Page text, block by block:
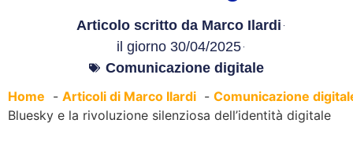
Articolo scritto da Marco Ilardi
il giorno 30/04/2025
Comunicazione digitale
Home
Articoli di Marco Ilardi
Comunicazione
Bluesky e la rivoluzione silenziosa dell’identità digitale